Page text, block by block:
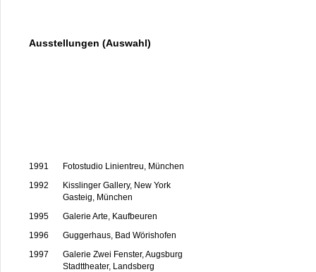
Ausstellungen (Auswahl)
1991
Fotostudio Linientreu, München
1992
Kisslinger Gallery, New York
Gasteig, München
1995
Galerie Arte, Kaufbeuren
1996
Guggerhaus, Bad Wörishofen
1997
Galerie Zwei Fenster, Augsburg
Stadttheater, Landsberg